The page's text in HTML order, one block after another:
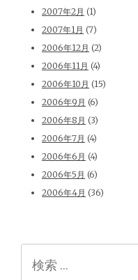
2007年2月 (1)
2007年1月 (7)
2006年12月 (2)
2006年11月 (4)
2006年10月 (15)
2006年9月 (6)
2006年8月 (3)
2006年7月 (4)
2006年6月 (4)
2006年5月 (6)
2006年4月 (36)